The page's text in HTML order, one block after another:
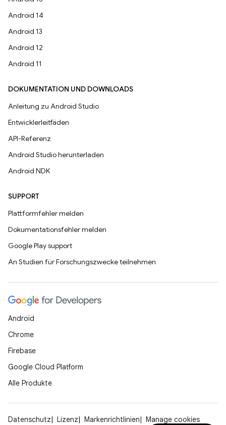
Android 14
Android 13
Android 12
Android 11
DOKUMENTATION UND DOWNLOADS
Anleitung zu Android Studio
Entwicklerleitfäden
API-Referenz
Android Studio herunterladen
Android NDK
SUPPORT
Plattformfehler melden
Dokumentationsfehler melden
Google Play support
An Studien für Forschungszwecke teilnehmen
Android
Chrome
Firebase
Google Cloud Platform
Alle Produkte
Datenschutz Lizenz Markenrichtlinien
Manage cookies